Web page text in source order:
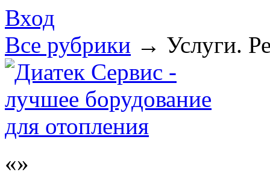
Вход
Все рубрики → Услуги.